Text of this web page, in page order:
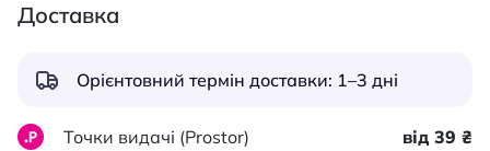
Доставка
Орієнтовний термін доставки: 1–3 дні
Точки видачі (Prostor) від 39 ₴